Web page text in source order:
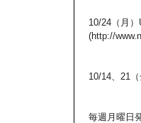
10/24（月
(http://
10/14、21
毎週月曜日